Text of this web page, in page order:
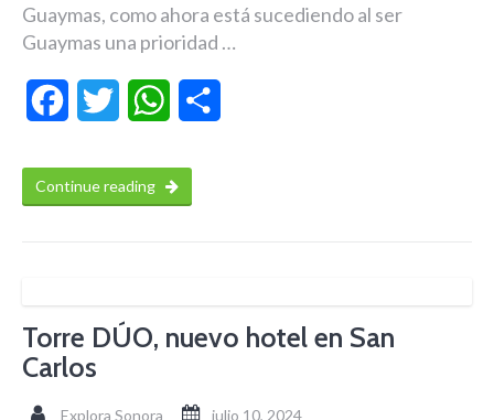
Guaymas, como ahora está sucediendo al ser
Guaymas una prioridad …
FacebookTwitter WhatsApp
Continue reading
Torre DÚO, nuevo hotel en San
Carlos
Explora Sonora julio 10, 2024